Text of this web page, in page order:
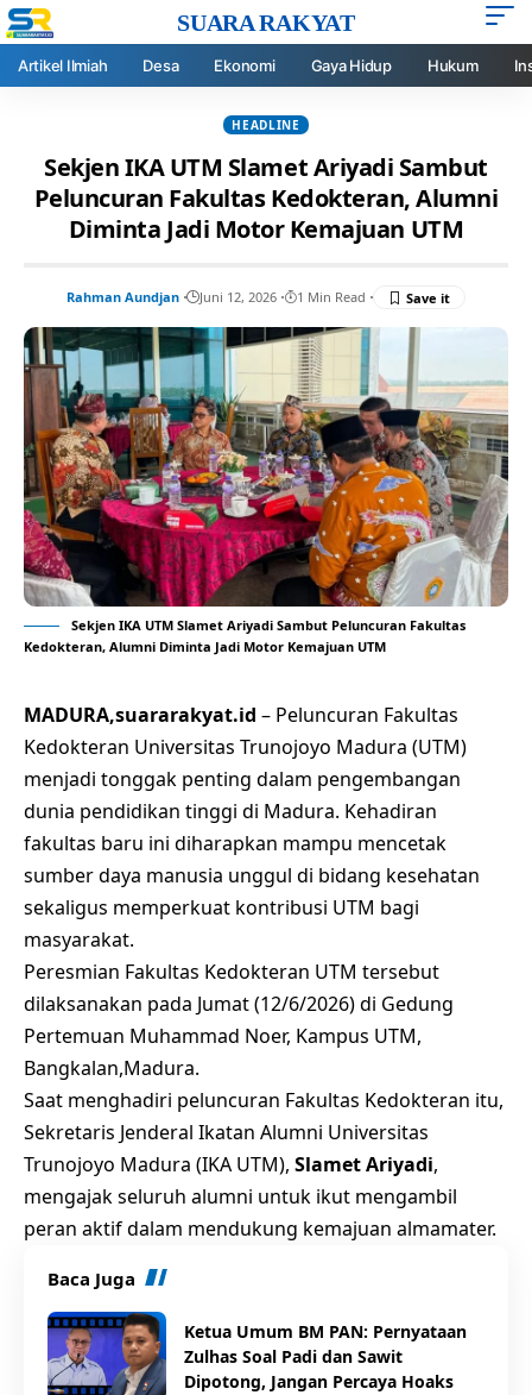
SUARA RAKYAT
Artikel Ilmiah Desa Ekonomi Gaya Hidup Hukum
HEADLINE
Sekjen IKA UTM Slamet Ariyadi Sambut
Peluncuran Fakultas Kedokteran, Alumni
Diminta Jadi Motor Kemajuan UTM
Rahman Aundjan Juni 12, 2026 1 Min Read
Sekjen IKA UTM Slamet Ariyadi Sambut Peluncuran Fakultas
Kedokteran, Alumni Diminta Jadi Motor Kemajuan UTM
MADURA,suararakyat.id – Peluncuran Fakultas
Kedokteran Universitas Trunojoyo Madura (UTM)
menjadi tonggak penting dalam pengembangan
dunia pendidikan tinggi di Madura. Kehadiran
fakultas baru ini diharapkan mampu mencetak
sumber daya manusia unggul di bidang kesehatan
sekaligus memperkuat kontribusi UTM bagi
masyarakat.
Peresmian Fakultas Kedokteran UTM tersebut
dilaksanakan pada Jumat (12/6/2026) di Gedung
Pertemuan Muhammad Noer, Kampus UTM,
Bangkalan,Madura.
Saat menghadiri peluncuran Fakultas Kedokteran itu,
Sekretaris Jenderal Ikatan Alumni Universitas
Trunojoyo Madura (IKA UTM), Slamet Ariyadi,
mengajak seluruh alumni untuk ikut mengambil
peran aktif dalam mendukung kemajuan almamater.
Baca Juga
Ketua Umum BM PAN: Pernyataan
Zulhas Soal Padi dan Sawit
Dipotong, Jangan Percaya Hoaks